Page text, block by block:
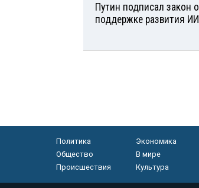
Путин подписал закон о
поддержке развития ИИ
Политика
Экономика
Общество
В мире
Происшествия
Культура